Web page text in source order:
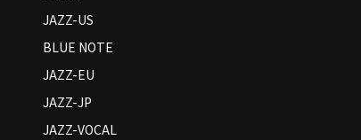
JAZZ-US
BLUE NOTE
JAZZ-EU
JAZZ-JP
JAZZ-VOCAL